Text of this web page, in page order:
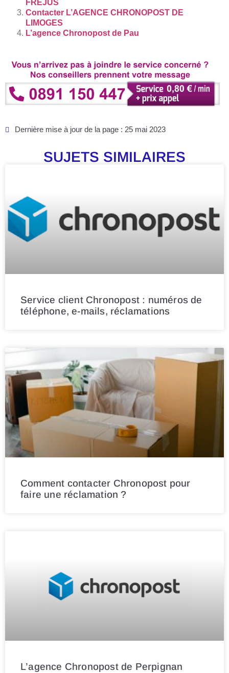
FRÉJUS
Contacter L’AGENCE CHRONOPOST DE
LIMOGES
L’agence Chronopost de Pau
Dernière mise à jour de la page : 25 mai 2023
SUJETS SIMILAIRES
Service client Chronopost : numéros de
téléphone, e-mails, réclamations
Comment contacter Chronopost pour
faire une réclamation ?
L’agence Chronopost de Perpignan